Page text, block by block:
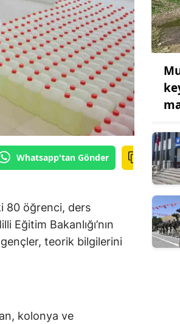
Whatsapp'tan Gönder
80 öğrenci, ders
Eğitim Bakanlığı’nın
teorik bilgilerini
kolonya ve